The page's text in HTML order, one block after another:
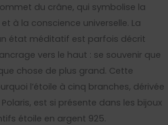
du crâne, qui symbolise la
à la conscience universelle. La
état méditatif est parfois décrit
vers le haut : se souvenir que
chose de plus grand. Cette
l’étoile à cinq branches, dérivée
est si présente dans les bijoux
étoile en argent 925.